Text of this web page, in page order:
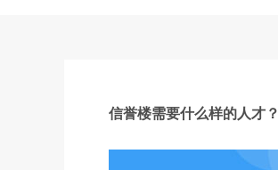
信誉楼需要什么样的人才？